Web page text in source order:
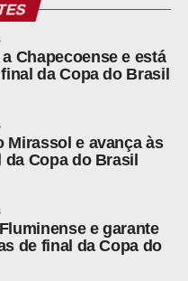
Chapecoense e está
da Copa do Brasil
Mirassol e avança às
da Copa do Brasil
e garante
de final da Copa do